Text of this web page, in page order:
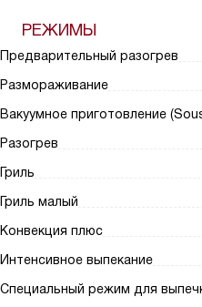
РЕЖИМЫ
Предварительный разогрев
Размораживание
Вакуумное приготовление
Разогрев
Гриль
Гриль малый
Конвекция плюс
Интенсивное выпекание
Специальный режим для